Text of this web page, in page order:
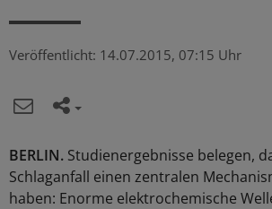
Veröffentlicht: 14.07.2015, 07:15 Uhr
BERLIN. Studienergebnisse belegen,
Schlaganfall einen zentralen
haben: Enorme elektrochemische